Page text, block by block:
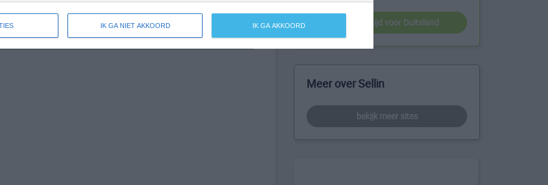
IK GA NIET AKKOORD IK GA AKKOORD
weersverwachting voor Sellin
beste reistijd voor Duitsland
Meer over Sellin
bekijk meer sites